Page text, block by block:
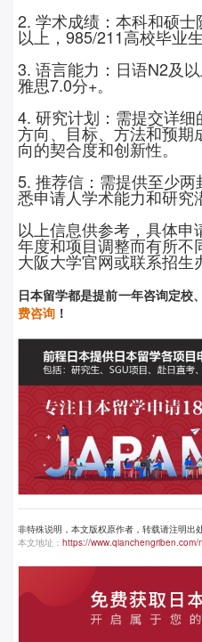
2. 学术成绩：本科和硕士
以上， 985/211高校毕业
3. 语言能力：日语N2及
雅思7.0分+。
4. 研究计划：需提交详
方向、目标、方法和预
向的契合度和创新性。
5. 推荐信：需提供至少
悉申请人学术能力和研究
以上信息供参考，具体申
年度和项目调整而有所不
大阪大学官网或联系招生
日本留学都是提前一年咨询定校
费咨询 ！
非特殊说明，本文版权原作者，转载请注明出
本文地址： https://